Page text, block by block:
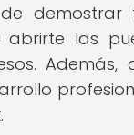
demostrar
abrirte las
Además,